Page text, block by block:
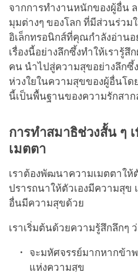
จากการทำงานหนักของผู้อื่น
มุมต่างๆ ของโลก ที่มีส่วนร่วม
อิเล็กทรอนิกส์ที่คุณกำลังอ่าน
เรื่องนี้อย่างลึกซึ้งทำให้เรา
คน นำไปสู่ความสุขอย่างลึกซึ้
ห่วงใยในความสุขของผู้อื่นโด
นี้เป็นพื้นฐานของความรักสาก
การทำสมาธิช่วงสั้น ๆ
เมตตา
เราต้องพัฒนาความเมตตาให้
ปรารถนาให้ตัวเองมีความสุข
อื่นมีความสุขด้วย
เราเริ่มต้นด้วยความรู้สึกลึกๆ
จะมหัศจรรย์มากหากข้า
แห่งความสุข